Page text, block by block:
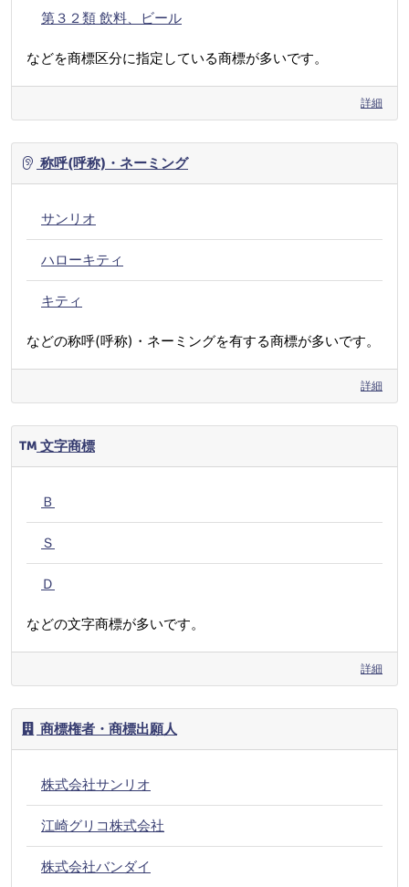
第３２類 飲料、ビール
などを商標区分に指定している商標が多いです。
詳細
称呼(呼称)・ネーミング
サンリオ
ハローキティ
キティ
などの称呼(呼称)・ネーミングを有する商標が多いです。
詳細
文字商標
Ｂ
Ｓ
Ｄ
などの文字商標が多いです。
詳細
商標権者・商標出願人
株式会社サンリオ
江崎グリコ株式会社
株式会社バンダイ